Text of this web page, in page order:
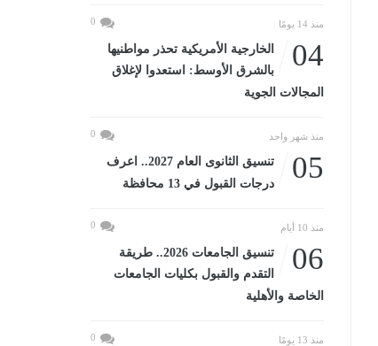
منذ 14 يومًا 0
04
الخارجية الأمريكية تحذر مواطنيها
بالشرق الأوسط: استعدوا لإغلاق
المجالات الجوية
منذ شهر واحد 0
05
تنسيق الثانوى العام 2027.. اعرف
درجات القبول في 13 محافظة
منذ 10 أيام 0
06
تنسيق الجامعات 2026.. طريقة
التقدم والقبول بكليات الجامعات
الخاصة والأهلية
منذ 13 يومًا 0